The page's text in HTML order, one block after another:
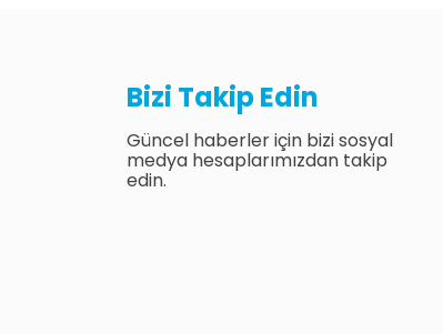
Bizi Takip Edin
Güncel haberler için bizi sosyal
medya hesaplarımızdan takip
edin.